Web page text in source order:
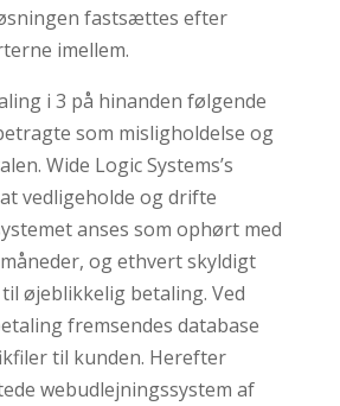
fastsættes efter
imellem.
i 3 på hinanden følgende
som misligholdelse og
Wide Logic Systems’s
vedligeholde og drifte
anses som ophørt med
og ethvert skyldigt
øjeblikkelig betaling. Ved
fremsendes database
til kunden. Herefter
webudlejningssystem af